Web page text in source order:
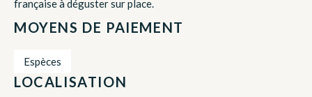
française à déguster sur place.
MOYENS DE PAIEMENT
Espèces
LOCALISATION